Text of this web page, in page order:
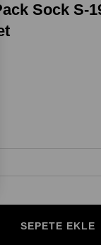
Sock S-